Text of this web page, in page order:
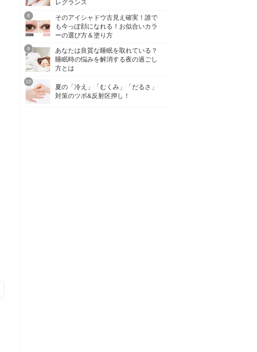
レグランス
そのアイシャドウ古見え確実！誰で
も今っぽ顔になれる！お似合いカラ
ーの選び方＆塗り方
あなたは良質な睡眠を取れている？
睡眠時の悩みを解消する夜の過ごし
方とは
夏の「冷え」「むくみ」「だるさ」
対策のツボ&反射区押し！